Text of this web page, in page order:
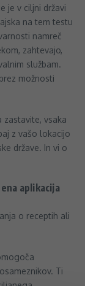
je v ciljni državi
na tem testu
namreč
zahtevajo,
službam.
možnosti
zastavite, vsaka
z vašo lokacijo
države. In vi o
aplikacija
o receptih ali
Ti